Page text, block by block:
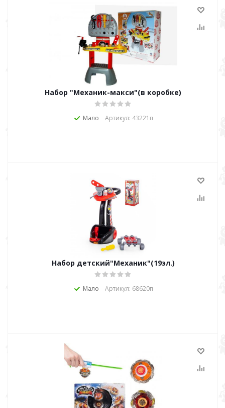
Набор "Механик-макси"(в коробке)
Мало Артикул: 43221п
Набор детский"Механик"(19эл.)
Мало Артикул: 68620п